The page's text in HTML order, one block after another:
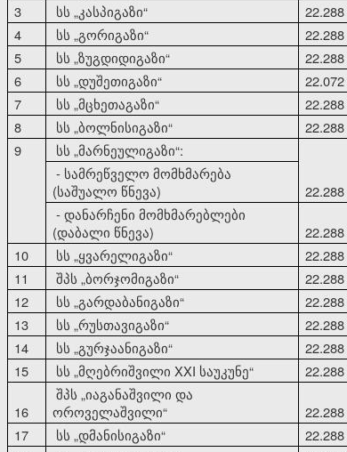
3
სს„კასპიგაზი“ 22.288
4
სს„გორიგაზი“ 22.288
5
სს„ზუგდიდიგაზი“ 22.288
6
სს„დუშეთიგაზი“ 22.072
7
სს„მცხეთაგაზი“ 22.288
8
სს„ბოლნისიგაზი“ 22.288
9
სს„მარნეულიგაზი“:
- სამრეწველო მომხმარება
(საშუალო წნევა)
22.288
- დანარჩენი მომხმარებლები
(დაბალი წნევა)
22.288
10
სს„ყვარელიგაზი“ 22.288
11
შპს„ბორჯომიგაზი“ 22.288
12
სს„გარდაბანიგაზი“ 22.288
13
სს„რუსთავიგაზი“ 22.288
14
სს„გურჯაანიგაზი“ 22.288
15
სს„მღებრიშვილი XXI საუკუნე“ 22.288
16
შპს„იაგანაშვილი და
ოროველაშვილი“ 22.288
17
სს„დმანისიგაზი“ 22.288